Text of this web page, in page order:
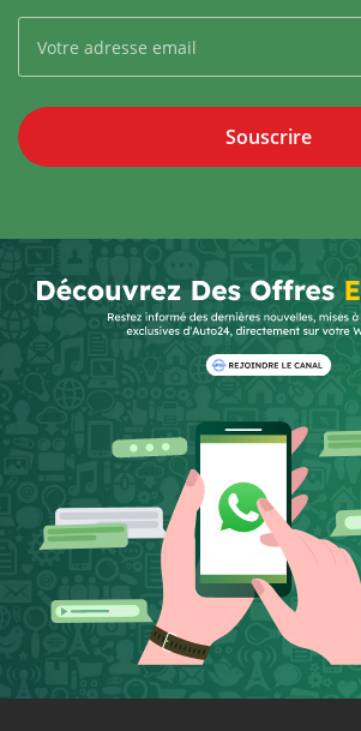
Souscrire